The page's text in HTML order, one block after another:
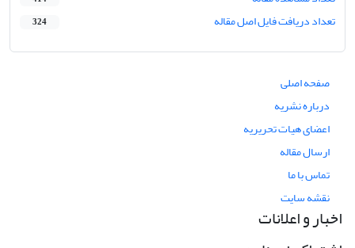
تعداد دریافت فایل اصل مقاله 324
صفحه اصلی
درباره نشریه
اعضای هیات تحریریه
ارسال مقاله
تماس با ما
نقشه سایت
اخبار و اعلانات